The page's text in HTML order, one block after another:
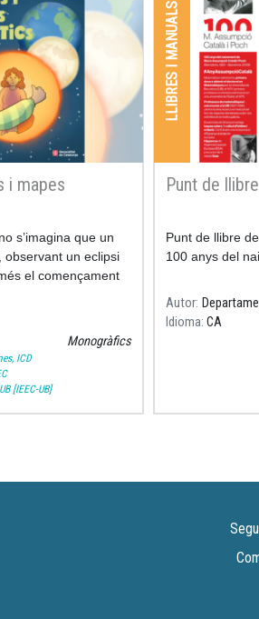
i mapes
s’imagina que un
observant un eclipsi
el començament
Monogràfics
ICD
[IEEC-UB]
LLIBRES I MANUALS
Punt de
Punt de llibre
100 anys del
Autor
Idioma CA